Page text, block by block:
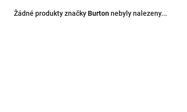
Žádné produkty značkyBurtonnebyly nalezeny...